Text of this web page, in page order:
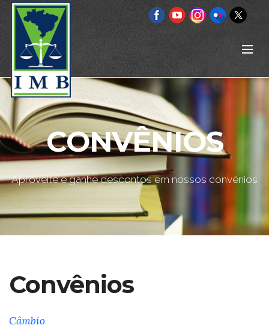
CONVÊNIOS
Aproveite e ganhe descontos em nossos convênios
Convênios
Câmbio